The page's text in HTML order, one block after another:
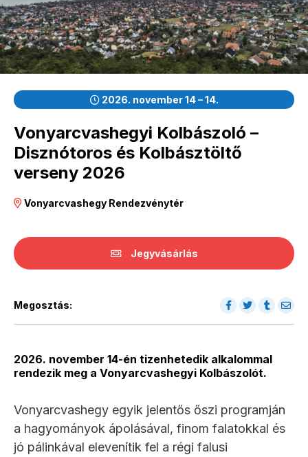
2026. november 14 – 14.
Vonyarcvashegyi Kolbászoló –
Disznótoros és Kolbásztöltő
verseny 2026
Vonyarcvashegy Rendezvénytér
Jegyvásárlás
Megosztás:
2026. november 14-én tizenhetedik alkalommal
rendezik meg a Vonyarcvashegyi Kolbászolót.
Vonyarcvashegy egyik jelentős őszi programján
a hagyományok ápolásával, finom falatokkal és
jó pálinkával elevenítik fel a régi falusi